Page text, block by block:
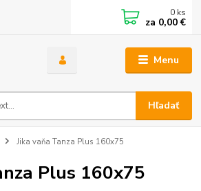
Menu
Hľadať
0 ks
za 0,00 €
Jika vaňa Tanza Plus 160x75
Plus 160x75